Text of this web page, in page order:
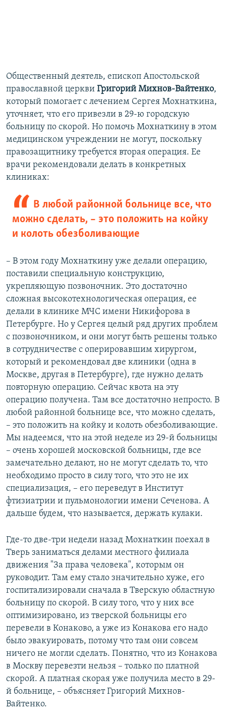
Общественный деятель, епископ Апостольской
православной церкви Григорий Михнов-Вайтенко,
который помогает с лечением Сергея Мохнаткина,
уточняет, что его привезли в 29-ю городскую
больницу по скорой. Но помочь Мохнаткину в этом
медицинском учреждении не могут, поскольку
правозащитнику требуется вторая операция. Ее
врачи рекомендовали делать в конкретных
клиниках:
В любой районной больнице все, что
можно сделать, – это положить на койку
и колоть обезболивающие
– В этом году Мохнаткину уже делали операцию,
поставили специальную конструкцию,
укрепляющую позвоночник. Это достаточно
сложная высокотехнологическая операция, ее
делали в клинике МЧС имени Никифорова в
Петербурге. Но у Сергея целый ряд других проблем
с позвоночником, и они могут быть решены только
в сотрудничестве с оперировавшим хирургом,
который и рекомендовал две клиники (одна в
Москве, другая в Петербурге), где нужно делать
повторную операцию. Сейчас квота на эту
операцию получена. Там все достаточно непросто. В
любой районной больнице все, что можно сделать,
– это положить на койку и колоть обезболивающие.
Мы надеемся, что на этой неделе из 29-й больницы
– очень хорошей московской больницы, где все
замечательно делают, но не могут сделать то, что
необходимо просто в силу того, что это не их
специализация, – его переведут в Институт
фтизиатрии и пульмонологии имени Сеченова. А
дальше будем, что называется, держать кулаки.
Где-то две-три недели назад Мохнаткин поехал в
Тверь заниматься делами местного филиала
движения "За права человека", которым он
руководит. Там ему стало значительно хуже, его
госпитализировали сначала в Тверскую областную
больницу по скорой. В силу того, что у них все
оптимизировано, из тверской больницы его
перевели в Конаково, а уже из Конакова его надо
было эвакуировать, потому что там они совсем
ничего не могли сделать. Понятно, что из Конакова
в Москву перевезти нельзя – только по платной
скорой. А платная скорая уже получила место в 29-
й больнице, – объясняет Григорий Михнов-
Вайтенко.